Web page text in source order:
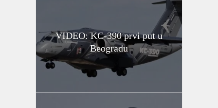
VIDEO: KC-390 prvi put u
Beogradu